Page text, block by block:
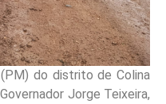
do distrito de Colina
Jorge Teixeira,